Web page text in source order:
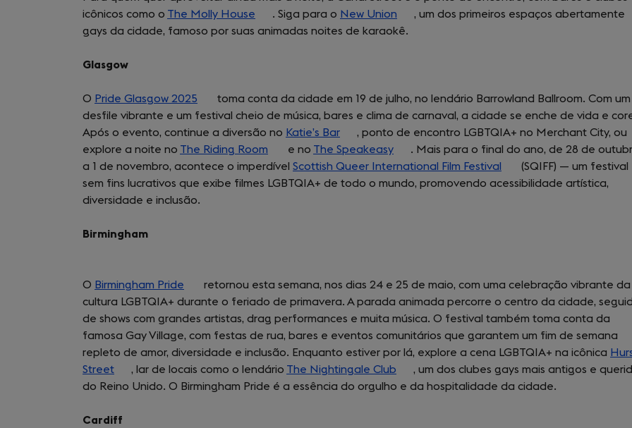
tab)
icônicos como o The Molly House (opens
in
. Siga para o New Union (opens
in
, um dos primeiros espaços abertamente
gays da cidade, famoso por suas animadas noites de karaokê.
Glasgow
O Pride Glasgow 2025 (opens
in
a
new
tab)
toma conta da cidade em 19 de julho, no lendário Barrowland Ballroom. Com um
desfile vibrante e um festival cheio de música, bares e clima de carnaval, a cidade se enche de vida e
Após o evento, continue a diversão no Katie’s Bar (opens
in
a
new
, ponto de encontro LGBTQIA+ no Merchant City, ou
explore a noite no The Riding Room (opens
in
a
e no The Speakeasy (opens
in
a
. Mais para o final do ano, de 28 de
a 1 de novembro, acontece o imperdível Scottish Queer International Film Festival
(opens
in
(SQIFF) — um festival
sem fins lucrativos que exibe filmes LGBTQIA+ de todo o mundo, promovendo acessibilidade artística,
diversidade e inclusão.
Birmingham
O Birmingham Pride (opens
in
a
new
tab)
retornou esta semana, nos dias 24 e 25 de maio, com uma celebração vibrante da
cultura LGBTQIA+ durante o feriado de primavera. A parada animada percorre o centro da cidade,
de shows com grandes artistas, drag performances e muita música. O festival também toma conta da
famosa Gay Village, com festas de rua, bares e eventos comunitários que garantem um fim de semana
repleto de amor, diversidade e inclusão. Enquanto estiver por lá, explore a cena LGBTQIA+ na icônica
Street (opens
in
new
, lar de locais como o lendário The Nightingale Club (opens
in
, um dos clubes gays mais antigos e
do Reino Unido. O Birmingham Pride é a essência do orgulho e da hospitalidade da cidade.
Cardiff